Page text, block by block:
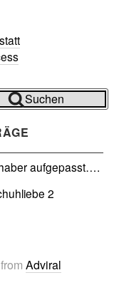
Suchen
aufgepasst….
2
Adviral